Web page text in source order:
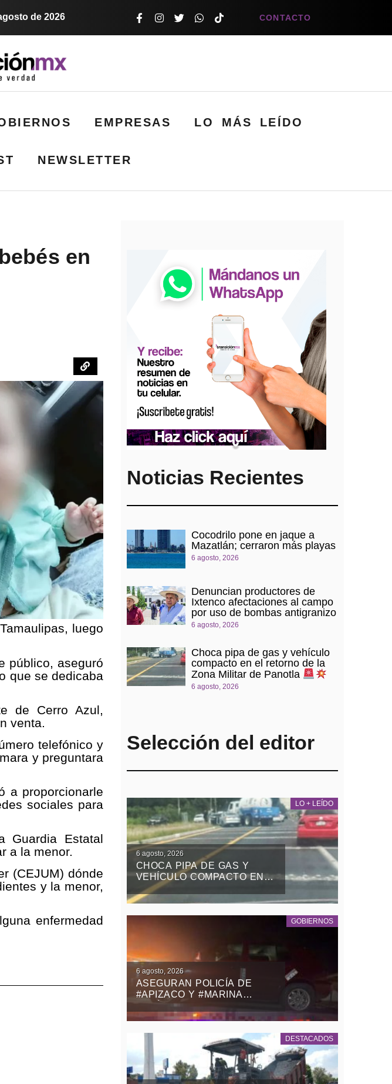
de 2026 CONTACTO
EMPRESAS LO MÁS LEÍDO
NEWSLETTER
en
luego
público, aseguró
que se dedicaba
de Cerro Azul,
venta.
telefónico y
y preguntara
a proporcionarle
sociales para
Guardia Estatal
a la menor.
(CEJUM) dónde
y la menor,
enfermedad
Noticias Recientes
Cocodrilo pone en jaque a
Mazatlán; cerraron más playas
6 agosto, 2026
Denuncian productores de
Ixtenco afectaciones al campo
por uso de bombas antigranizo
6 agosto, 2026
Choca pipa de gas y vehículo
compacto en el retorno de la
Zona Militar de Panotla
6 agosto, 2026
Selección del editor
LO + LEÍDO
6 agosto, 2026
CHOCA PIPA DE GAS Y
VEHÍCULO COMPACTO EN
EL RETORNO DE LA ZONA
MILITAR DE PANOTLA
GOBIERNOS
6 agosto, 2026
ASEGURAN POLICÍA DE
#APIZACO Y #MARINA
VEHÍCULO CON REPORTE
DE ROBO Y DETIENEN A UN
DESTACADOS